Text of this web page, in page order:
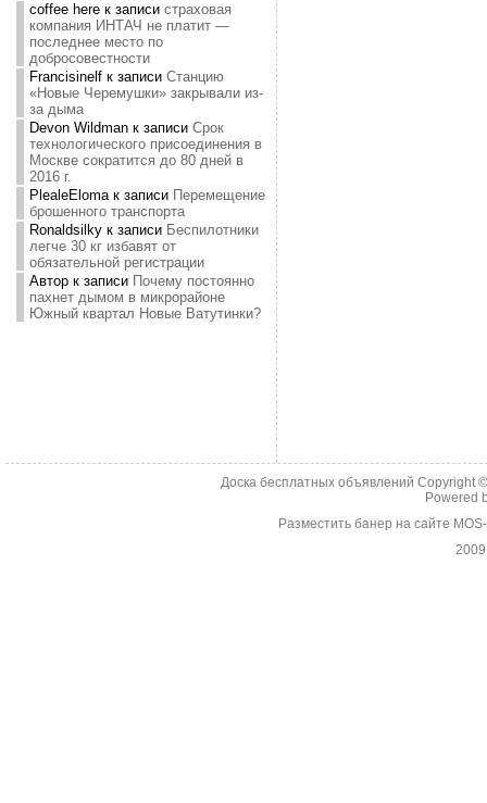
coffee hereк записи страховая
компания ИНТАЧ не платит —
последнее место по
добросовестности
Francisinelfк записи Станцию
«Новые Черемушки» закрывали из-
за дыма
Devon Wildmanк записи Срок
технологического присоединения в
Москве сократится до 80 дней в
2016 г.
PlealeElomaк записи Перемещение
брошенного транспорта
Ronaldsilkyк записи Беспилотники
легче 30 кг избавят от
обязательной регистрации
Авторк записи Почему постоянно
пахнет дымом в микрорайоне
Южный квартал Новые Ватутинки?
Доска бесплатных объявлений Copyright
Powered
Разместить банер на сайте